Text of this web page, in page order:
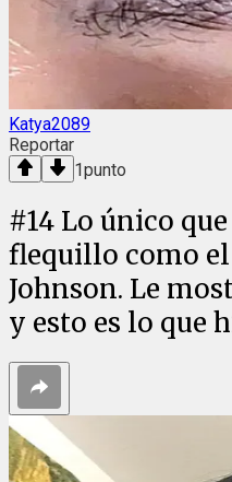
Katya2089
Reportar
1punto
#14 Lo único
flequillo como el
Johnson. Le
y esto es lo que